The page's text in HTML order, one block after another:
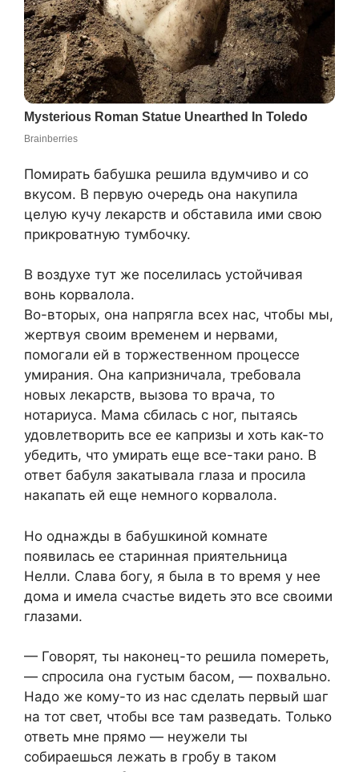
Помирать бабушка решила вдумчиво и со
вкусом. В первую очередь она накупила
целую кучу лекарств и обставила ими свою
прикроватную тумбочку.
В воздухе тут же поселилась устойчивая
вонь корвалола.
Во-вторых, она напрягла всех нас, чтобы мы,
жертвуя своим временем и нервами,
помогали ей в торжественном процессе
умирания. Она капризничала, требовала
новых лекарств, вызова то врача, то
нотариуса. Мама сбилась с ног, пытаясь
удовлетворить все ее капризы и хоть как-то
убедить, что умирать еще все-таки рано. В
ответ бабуля закатывала глаза и просила
накапать ей еще немного корвалола.
Но однажды в бабушкиной комнате
появилась ее старинная приятельница
Нелли. Слава богу, я была в то время у нее
дома и имела счастье видеть это все своими
глазами.
— Говорят, ты наконец-то решила помереть,
— спросила она густым басом, — похвально.
Надо же кому-то из нас сделать первый шаг
на тот свет, чтобы все там разведать. Только
ответь мне прямо — неужели ты
собираешься лежать в гробу в таком